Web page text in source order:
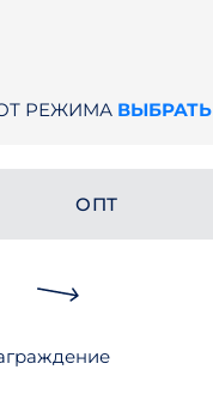
РЕЖИМА ВЫБРАТЬ
ОПТ